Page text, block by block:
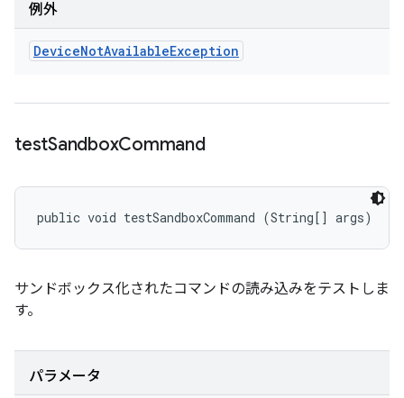
例外
DeviceNotAvailableException
testSandboxCommand
public void testSandboxCommand (String[] args)
サンドボックス化されたコマンドの読み込みをテストしま
す。
パラメータ